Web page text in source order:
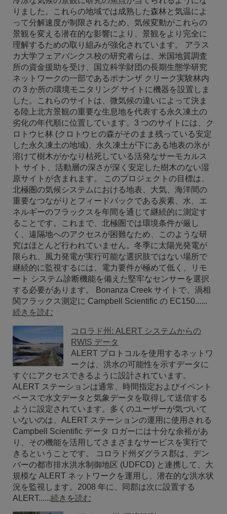
りました。これらの地域では成熟した森林と気温によ
って分解速度が制限されるため、気候変動がこれらの
景観を変える潜在的な影響により、景観をより完全に
理解するための取り組みが強化されています。 アラス
カ大学フェアバンクス校の研究者らは、米国地質調査
所の資金援助を受け、国立科学財団の長期生態学研究
ネットワークの一部であるボナンザ クリーク実験林内
の 3 か所の環境モニタリング サイトに機器を設置しま
した。これらのサイトは、微気候の違いによって決ま
る陸上北方景観の重要な生息地を代表する永久凍土の
劣化の年代順に位置しています。3 つのサイトには、ク
ロトウヒ林 (クロトウヒの森がそのまま残っている安定
した永久凍土の地域)、永久凍土が下にある地表の氷が
溶けて樹木がかなり枯死している活発なサーモカルス
ト サイト、活動層の深さが深く安定した樹木のない湿
原サイトが含まれます。 このプロジェクトの目標は、
北極圏の気候システムにおける地表、大気、海洋間の
重要なつながりとフィードバックである炭素、水、エ
ネルギーのフラックスを年間を通じて継続的に測定す
ることです。これまで、北極圏では環境条件が厳し
く、遠隔地へのアクセスが困難なため、このような研
究はほとんど行われていません。冬季に太陽光発電が
限られ、風力発電が実行可能な選択肢ではない場所で
継続的に監視するには、電力要件が極めて低く、リモ
ート システム診断機能を備えた堅牢なセンサーを選択
する必要があります。 Bonanza Creek サイトで、渦相
関フラックス測定に Campbell Scientific の EC150......
続きを読む
コロラド州: ALERT システムからの
RWIS データ
ALERT プロトコルを使用するネットワ
ークは、洪水の可能性を示すデータに
すぐにアクセスできるように設計されています。
ALERT ステーションは通常、時間指定およびイベント
ベースで水文データと気象データを取得して送信する
ように設定されています。多くのユーザーが気づいて
いないのは、ALERT ステーションの運用に使用される
Campbell Scientific データ ロガーには十分な余裕があ
り、その機能を活用してさまざまなサービスを実行で
きるということです。 コロラド州ダグラス郡は、デン
バーの都市排水洪水制御地区 (UDFCD) と連携して、大
規模な ALERT ネットワークを運用し、潜在的な洪水状
況を監視します。2008 年に、同郡は次に設置する
ALERT......続きを読む